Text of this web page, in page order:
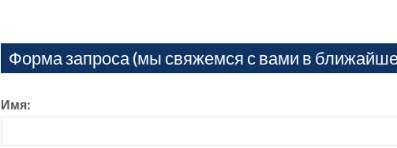
Форма запроса (мы свяжемся с вами в
Имя: